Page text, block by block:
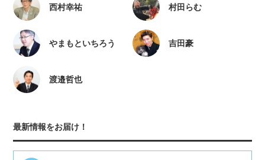
西村幸祐 村田らむ
やまもといちろう 吉田豪
渡邉哲也
最新情報をお届け！